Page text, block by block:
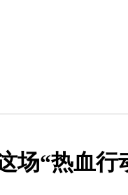
场“热血行